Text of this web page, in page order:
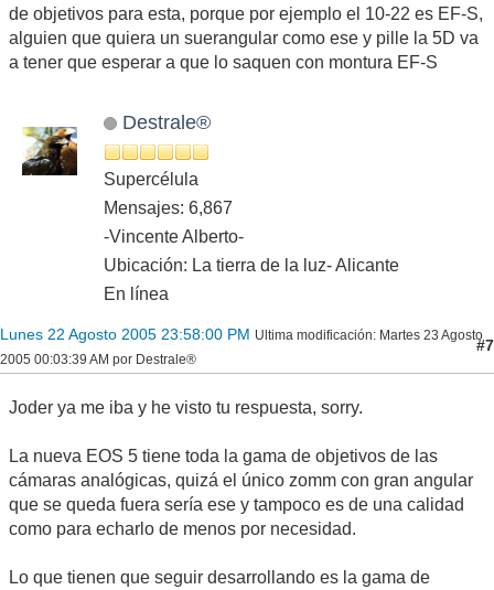
de objetivos para esta, porque por ejemplo el 10-22 es EF-S,
alguien que quiera un suerangular como ese y pille la 5D va
a tener que esperar a que lo saquen con montura EF-S
Destrale®
Supercélula
Mensajes: 6,867
-Vincente Alberto-
Ubicación: La tierra de la luz- Alicante
En línea
Lunes 22 Agosto 2005 23:58:00 PM Ultima modificación: Martes 23 Agosto
2005 00:03:39 AM por Destrale®
#7
Joder ya me iba y he visto tu respuesta, sorry.
La nueva EOS 5 tiene toda la gama de objetivos de las
cámaras analógicas, quizá el único zomm con gran angular
que se queda fuera sería ese y tampoco es de una calidad
como para echarlo de menos por necesidad.
Lo que tienen que seguir desarrollando es la gama de